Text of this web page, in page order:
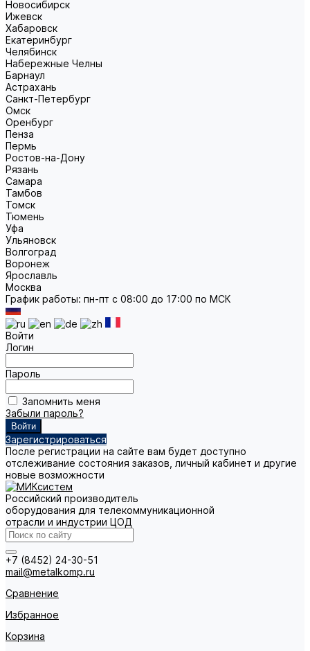
Новосибирск
Ижевск
Хабаровск
Екатеринбург
Челябинск
Набережные Челны
Барнаул
Астрахань
Санкт-Петербург
Омск
Оренбург
Пенза
Пермь
Ростов-на-Дону
Рязань
Самара
Тамбов
Томск
Тюмень
Уфа
Ульяновск
Волгоград
Воронеж
Ярославль
Москва
График работы: пн-пт с 08:00 до 17:00 по МСК
Войти
Логин
Пароль
Запомнить меня
Забыли пароль?
Зарегистрироваться
После регистрации на сайте вам будет доступно
отслеживание состояния заказов, личный кабинет и другие
новые возможности
Российский производитель
оборудования для телекоммуникационной
отрасли и индустрии ЦОД
+7 (8452) 24-30-51
mail@metalkomp.ru
Сравнение
Избранное
Корзина